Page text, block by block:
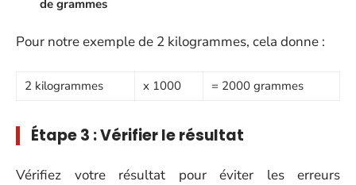
de grammes
Pour notre exemple de 2 kilogrammes, cela donne :
2 kilogrammes x 1000 = 2000 grammes
Étape 3 : Vérifier le résultat
Vérifiez votre résultat pour éviter les erreurs